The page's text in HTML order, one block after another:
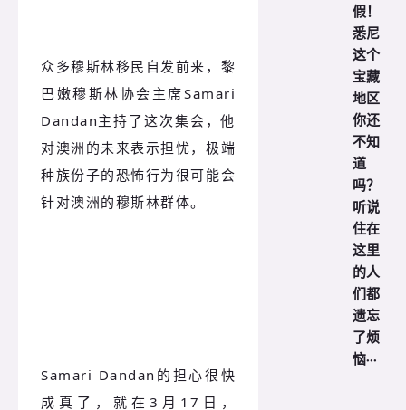
众多穆斯林移民自发前来，黎
巴嫩穆斯林协会主席Samari
Dandan主持了这次集会，他
对澳洲的未来表示担忧，极端
种族份子的恐怖行为很可能会
针对澳洲的穆斯林群体。
Samari Dandan的担心很快
成真了，就在3月17日，
假！
悉尼
这个
宝藏
地区
你还
不知
道
吗？
听说
住在
这里
的人
们都
遗忘
了烦
恼···